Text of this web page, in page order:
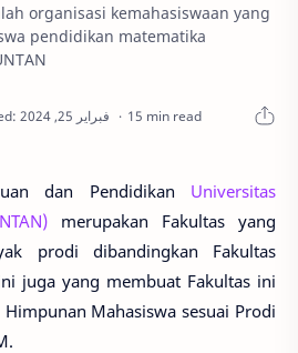
organisasi kemahasiswaan yang
pendidikan matematika
15 min read
dan Pendidikan Universitas
merupakan Fakultas yang
prodi dibandingkan Fakultas
juga yang membuat Fakultas ini
Mahasiswa sesuai Prodi